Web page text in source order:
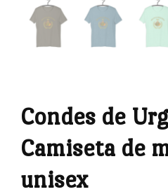
Condes de
Camiseta de
unisex